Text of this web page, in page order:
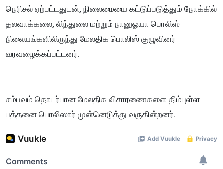
நெரிசல் ஏற்பட்டதுடன், நிலைமையை கட்டுப்படுத்தும் நோக்கில்
தலவாக்கலை, லிந்துலை மற்றும் நானுஓயா பொலிஸ்
நிலையங்களிலிருந்து மேலதிக பொலிஸ் குழுவினர்
வரவழைக்கப்பட்டனர்.
சம்பவம் தொடர்பான மேலதிக விசாரணைகளை திம்புள்ள
பத்தனை பொலிஸார் முன்னெடுத்து வருகின்றனர்.